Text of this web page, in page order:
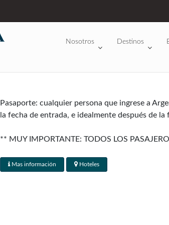
Nosotros Destinos
Pasaporte: cualquier persona que ingrese a
la fecha de entrada, e idealmente después de
** MUY IMPORTANTE: TODOS LOS
Mas información Hoteles